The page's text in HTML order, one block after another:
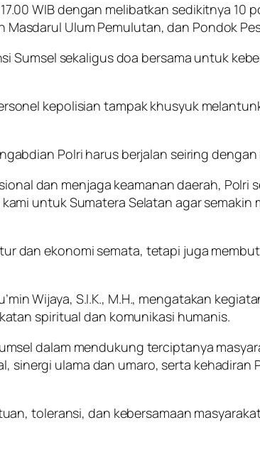
WIB dengan melibatkan sedikitnya 10
Ulum Pemulutan, dan Pondok
Sumsel sekaligus doa bersama untuk
kepolisian tampak khusyuk
Polri harus berjalan seiring
dan menjaga keamanan daerah, Polri
untuk Sumatera Selatan agar
dan ekonomi semata, tetapi juga
Wijaya, S.I.K., M.H., mengatakan
spiritual dan komunikasi humanis.
dalam mendukung terciptanya
sinergi ulama dan umaro, serta kehadiran
toleransi, dan kebersamaan